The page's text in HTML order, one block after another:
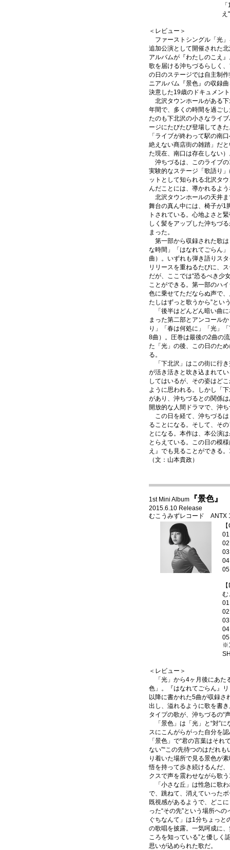
え
＜レビュー＞
ファーストシングル「光
追加公演として開催された
アルバムが『わたしのこえ
歌を届ける沖ちづるらしく
の日のステージでは自主制
ニアルバム『景色』の収録
決意した19歳のドキュメン
北沢タウンホールがある
年間で、多くの時間を過ご
たのも下北沢の小さなライ
ージにたびたび登場してき
「ライブが終わって駅の南
絶えない商店街の雑踏」だ
た現在、南口は存在しない
沖ちづるは、このライブ
実験的なステージ「歌語り
ットとして知られる北沢タ
んだことには、導かれるよ
北沢タウンホールの天井
舞台の真ん中には、椅子が1
トされている。心地よさと
しく髪をアップした沖ちづ
まった。
第一部から収録された歌
な時間」「はなれてごらん
曲）。いずれも弾き語りス
リリースを重ねるたびに、
だが、ここでは“恐るべき少
ことができる。第一部のハ
色に乗せてただならぬ声で
たしはずっと歌うから”とい
「後半はどんどん暗い曲
まった第二部とアンコール
り」「春は何処に」「光」
8曲）。圧巻は最後の2曲の
た「光」の後、この日のた
る。
「下北沢」はこの街に行
が活き活きと吹き込まれて
してはいるが、その姿はど
ように思われる。しかし「
があり、沖ちづるとの関係
開放的な人間ドラマで、沖
この日を経て、沖ちづる
ることになる。そして、そ
とになる。本作は、本公演
とらえている。この日の模
え』でも見ることができる
（文：山本貴政）
1st Mini Album 『景色』
2015.6.10 Release
むこうみずレコード
む
＜レビュー＞
「光」から4ヶ月後にあた
色」。『はなれてごらん』
以降に書かれた5曲が収録さ
出し、溢れるように歌を書
タイプの歌が、沖ちづるの“
「景色」は「光」と“対”に
スにこんがらがった自分を
「景色」で“君の言葉はそれ
ない”“この先待つのはだれ
り着いた場所で見る景色が
悟を持って歩き続けるんだ
クスで声を震わせながら歌
「小さな丘」は性急に歌わ
で、跳ねて、消えていった
既視感があるようで、どこ
った“その先”という場所へ
ぐちなんて」は1分ちょっと
の歌唱を披露。一気呵成に
ころを知っている”と優しく
思いが込められた歌だ。